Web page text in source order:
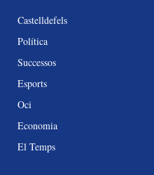
Castelldefels
Política
Successos
Esports
Oci
Economia
El Temps